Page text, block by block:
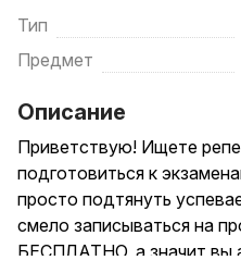
Тип
Предмет
Описание
Приветствую! Ищете
подготовиться к
просто подтянуть
смело записываться на
БЕСПЛАТНО, а значит вы